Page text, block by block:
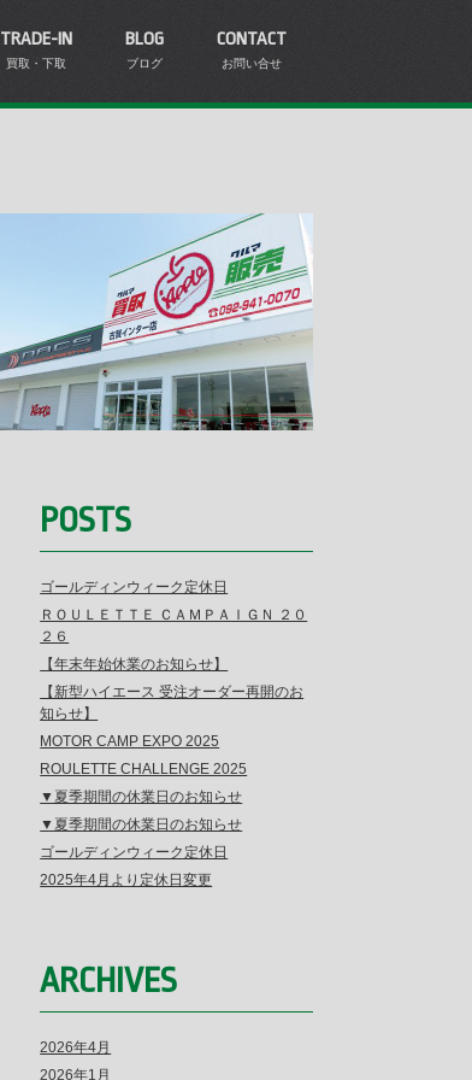
TRADE-IN
買取・下取
BLOG
ブログ
CONTACT
お問い合せ
POSTS
ゴールディンウィーク定休日
ＲＯＵＬＥＴＴＥ ＣＡＭＰＡＩＧＮ ２０
２６
【年末年始休業のお知らせ】
【新型ハイエース 受注オーダー再開のお
知らせ】
MOTOR CAMP EXPO 2025
ROULETTE CHALLENGE 2025
▼夏季期間の休業日のお知らせ
▼夏季期間の休業日のお知らせ
ゴールディンウィーク定休日
2025年4月より定休日変更
ARCHIVES
2026年4月
2026年1月